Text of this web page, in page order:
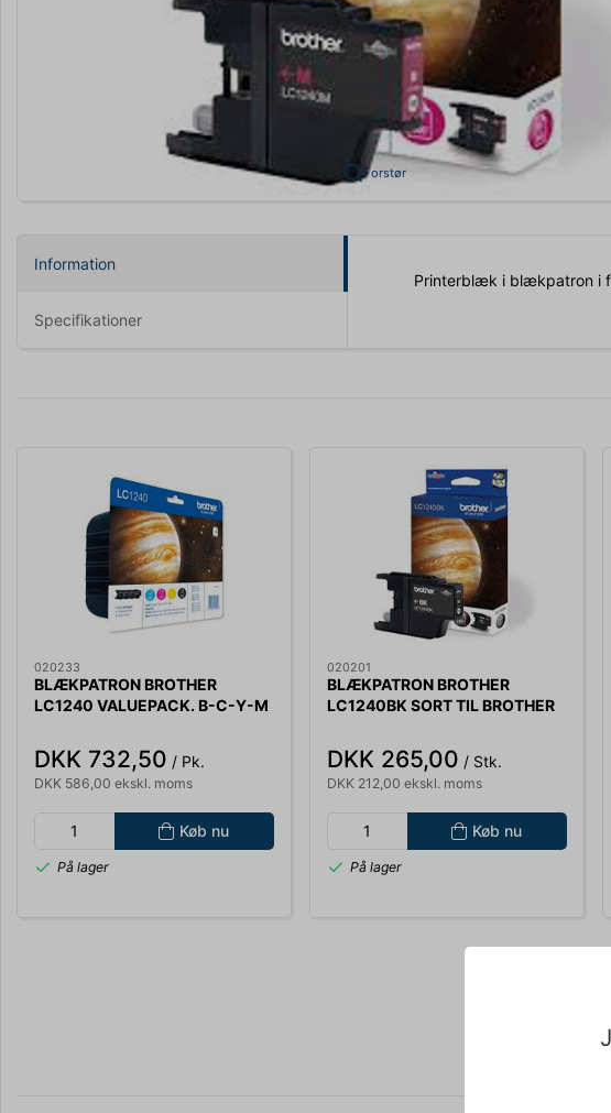
Forstør
Information
Specifikationer
Printerblæk i blækpatron i
020233
BLÆKPATRON BROTHER
LC1240 VALUEPACK. B-C-Y-M
DKK 732,50 / Pk.
DKK 586,00 ekskl. moms
Køb nu
På lager
020201
BLÆKPATRON BROTHER
LC1240BK SORT TIL BROTHER
LC1240BK
DKK 265,00 / Stk.
DKK 212,00 ekskl. moms
Køb nu
På lager
Køb